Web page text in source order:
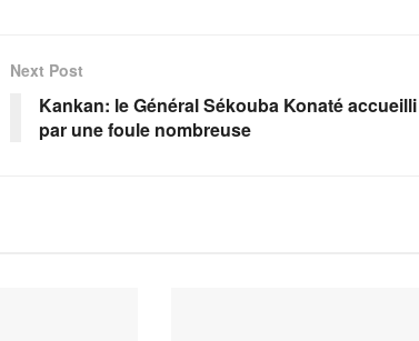
Next Post
Kankan: le Général Sékouba Konaté accueilli
par une foule nombreuse